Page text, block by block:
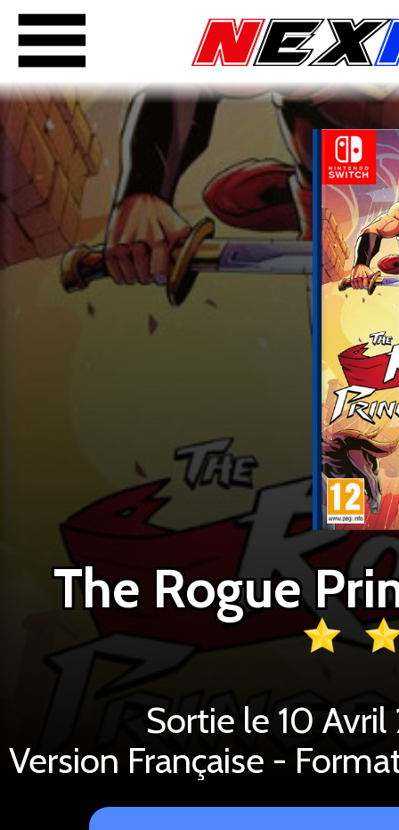
The Rogue
Sortie le 10
Version Française -